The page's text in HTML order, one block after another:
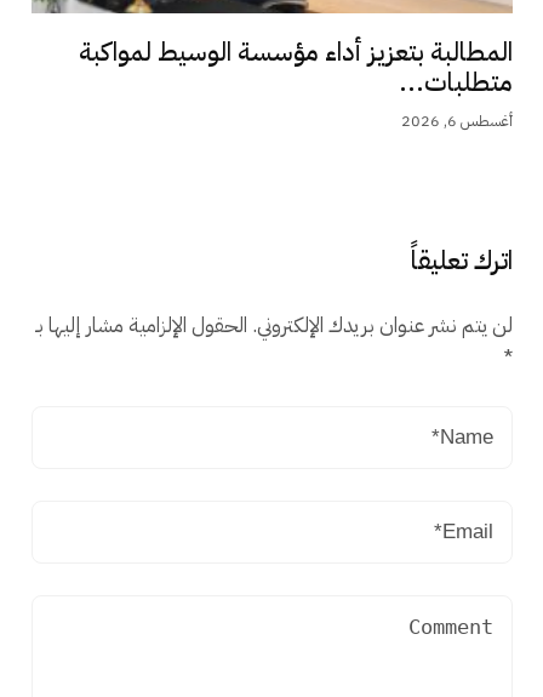
المطالبة بتعزيز أداء مؤسسة الوسيط لمواكبة
متطلبات...
أغسطس 6, 2026
اترك تعليقاً
لن يتم نشر عنوان بريدك الإلكتروني. الحقول الإلزامية مشار إليها بـ
*